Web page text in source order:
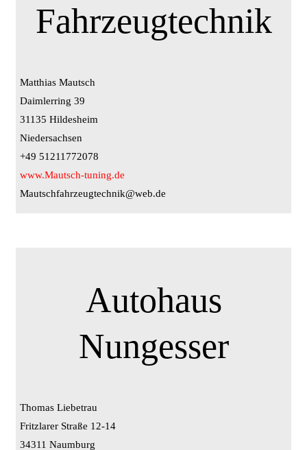
Fahrzeugtechnik
Matthias Mautsch
Daimlerring 39
31135 Hildesheim
Niedersachsen
+49 51211772078
www.Mautsch-tuning.de
Mautschfahrzeugtechnik@web.de
Autohaus
Nungesser
Thomas Liebetrau
Fritzlarer Straße 12-14
34311 Naumburg